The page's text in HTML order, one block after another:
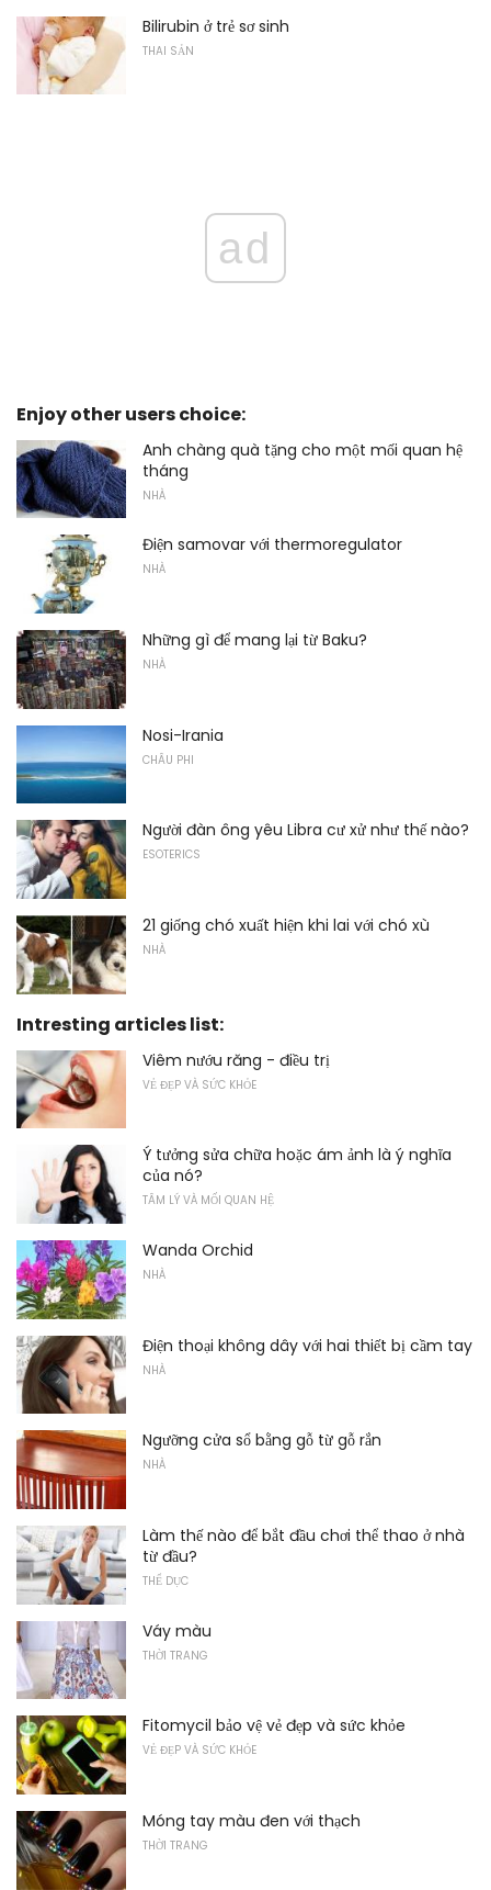
Bilirubin ở trẻ sơ sinh
THAI SẢN
ad
Enjoy other users choice:
Anh chàng quà tặng cho một mối quan hệ
tháng
NHÀ
Điện samovar với thermoregulator
NHÀ
Những gì để mang lại từ Baku?
NHÀ
Nosi-Irania
CHÂU PHI
Người đàn ông yêu Libra cư xử như thế nào?
ESOTERICS
21 giống chó xuất hiện khi lai với chó xù
NHÀ
Intresting articles list:
Viêm nướu răng - điều trị
VẺ ĐẸP VÀ SỨC KHỎE
Ý tưởng sửa chữa hoặc ám ảnh là ý nghĩa
của nó?
TÂM LÝ VÀ MỐI QUAN HỆ
Wanda Orchid
NHÀ
Điện thoại không dây với hai thiết bị cầm tay
NHÀ
Ngưỡng cửa sổ bằng gỗ từ gỗ rắn
NHÀ
Làm thế nào để bắt đầu chơi thể thao ở nhà
từ đầu?
THỂ DỤC
Váy màu
THỜI TRANG
Fitomycil bảo vệ vẻ đẹp và sức khỏe
VẺ ĐẸP VÀ SỨC KHỎE
Móng tay màu đen với thạch
THỜI TRANG